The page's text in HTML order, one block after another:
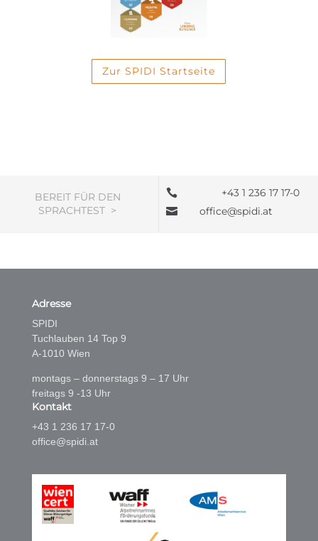
Zur SPIDI Startseite
BEREIT FÜR DEN
SPRACHTEST >
 +43 1 236 17 17-0
 office@spidi.at
Adresse
SPIDI
Tuchlauben 14 Top 9
A-1010 Wien
montags – donnerstags 9 – 17 Uhr
freitags 9 -13 Uhr
Kontakt
+43 1 236 17 17-0
office@spidi.at